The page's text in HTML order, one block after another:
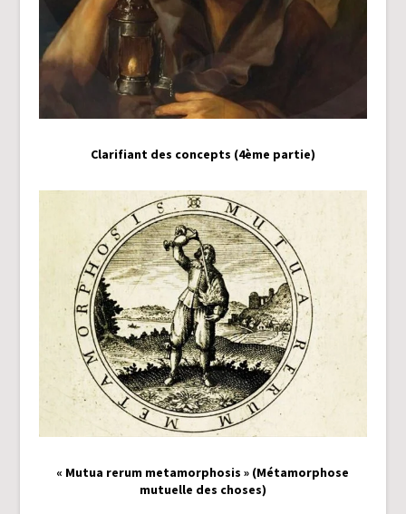
Clarifiant des concepts (4ème partie)
« Mutua rerum metamorphosis » (Métamorphose
mutuelle des choses)